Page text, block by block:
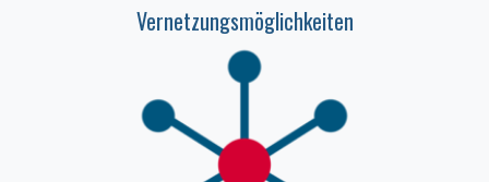
Vernetzungsmöglichkeiten